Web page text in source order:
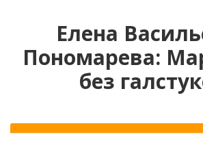
Елена
Пономарева:
без